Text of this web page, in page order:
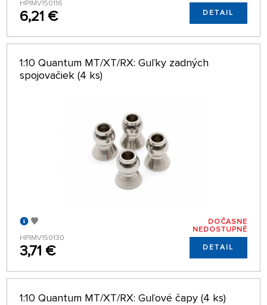
HPIMV150116
6,21 € DETAIL
1:10 Quantum MT/XT/RX: Guľky zadných
spojovačiek (4 ks)
HPIMV150130
3,71 €
DOČASNE
NEDOSTUPNÉ
DETAIL
1:10 Quantum MT/XT/RX: Guľové čapy (4 ks)